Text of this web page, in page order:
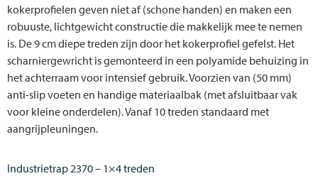
kokerprofielen geven niet af (schone handen) en maken een
robuuste, lichtgewicht constructie die makkelijk mee te nemen
is. De 9 cm diepe treden zijn door het kokerprofiel gefelst. Het
scharniergewricht is gemonteerd in een polyamide behuizing in
het achterraam voor intensief gebruik. Voorzien van (50 mm)
anti-slip voeten en handige materiaalbak (met afsluitbaar vak
voor kleine onderdelen). Vanaf 10 treden standaard met
aangrijpleuningen.
Industrietrap 2370 – 1×4 treden